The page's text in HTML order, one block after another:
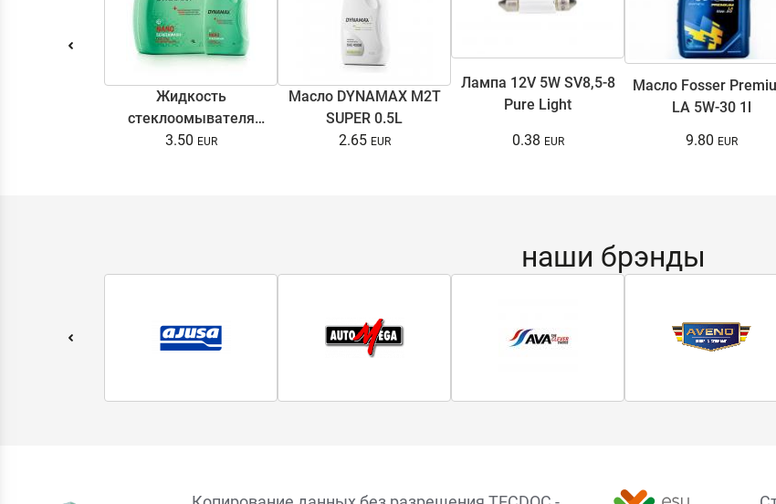
Жидкость
стеклоомывателя
DYNAMAX SCREENWASH
3.50
Масло DYNAMAX M2T
SUPER 0.5L
2.65
Лампа 12V 5W SV8,5-8
Pure Light
0.38
Масло Fosser
LA 5W-30 1l
9.80
наши брэнды